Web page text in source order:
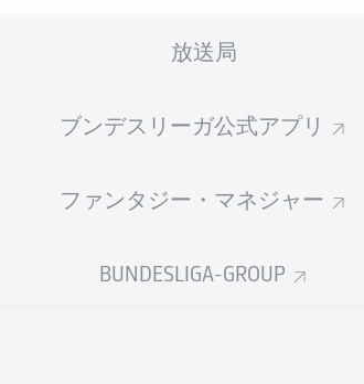
放送局
ブンデスリーガ公式アプリ
ファンタジー・マネジャー
BUNDESLIGA-GROUP
広告